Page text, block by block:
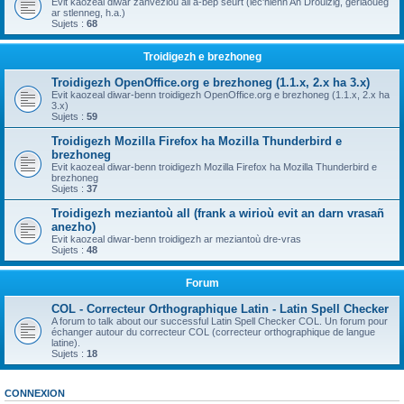
ar stlenneg, h.a.)
Sujets : 68
Troidigezh e brezhoneg
Troidigezh OpenOffice.org e brezhoneg (1.1.x, 2.x ha 3.x)
Evit kaozeal diwar-benn troidigezh OpenOffice.org e brezhoneg (1.1.x, 2.x ha
3.x)
Sujets : 59
Troidigezh Mozilla Firefox ha Mozilla Thunderbird e
brezhoneg
Evit kaozeal diwar-benn troidigezh Mozilla Firefox ha Mozilla Thunderbird e
brezhoneg
Sujets : 37
Troidigezh meziantoù all (frank a wirioù evit an darn vrasañ
anezho)
Evit kaozeal diwar-benn troidigezh ar meziantoù dre-vras
Sujets : 48
Forum
COL - Correcteur Orthographique Latin - Latin Spell Checker
A forum to talk about our successful Latin Spell Checker COL. Un forum pour
échanger autour du correcteur COL (correcteur orthographique de langue
latine).
Sujets : 18
CONNEXION